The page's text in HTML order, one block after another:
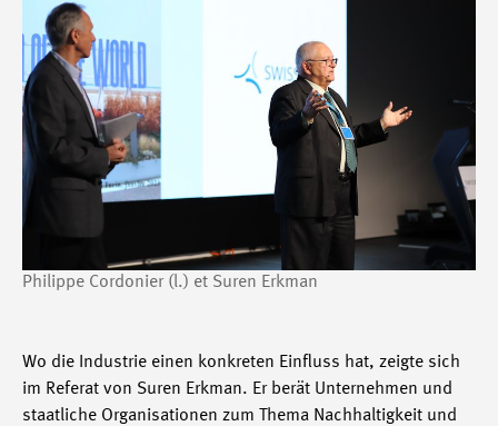
Philippe Cordonier (l.) et Suren Erkman
Wo die Industrie einen konkreten Einfluss hat, zeigte sich
im Referat von Suren Erkman. Er berät Unternehmen und
staatliche Organisationen zum Thema Nachhaltigkeit und